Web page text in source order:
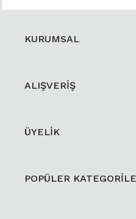
KURUMSAL
ALIŞVERİŞ
ÜYELİK
POPÜLER